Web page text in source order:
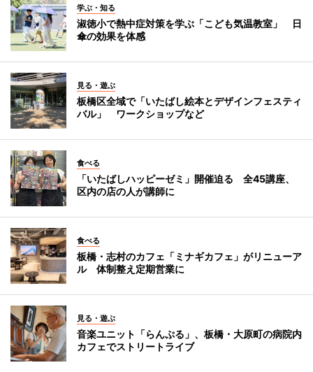
学ぶ・知る
淑徳小で熱中症対策を学ぶ「こども気温教室」 日
傘の効果を体感
見る・遊ぶ
板橋区全域で「いたばし絵本とデザインフェスティ
バル」 ワークショップなど
食べる
「いたばしハッピーゼミ」開催迫る 全45講座、
区内の店の人が講師に
食べる
板橋・志村のカフェ「ミナギカフェ」がリニューア
ル 体制整え定期営業に
見る・遊ぶ
音楽ユニット「らんぷる」、板橋・大原町の病院内
カフェでストリートライブ